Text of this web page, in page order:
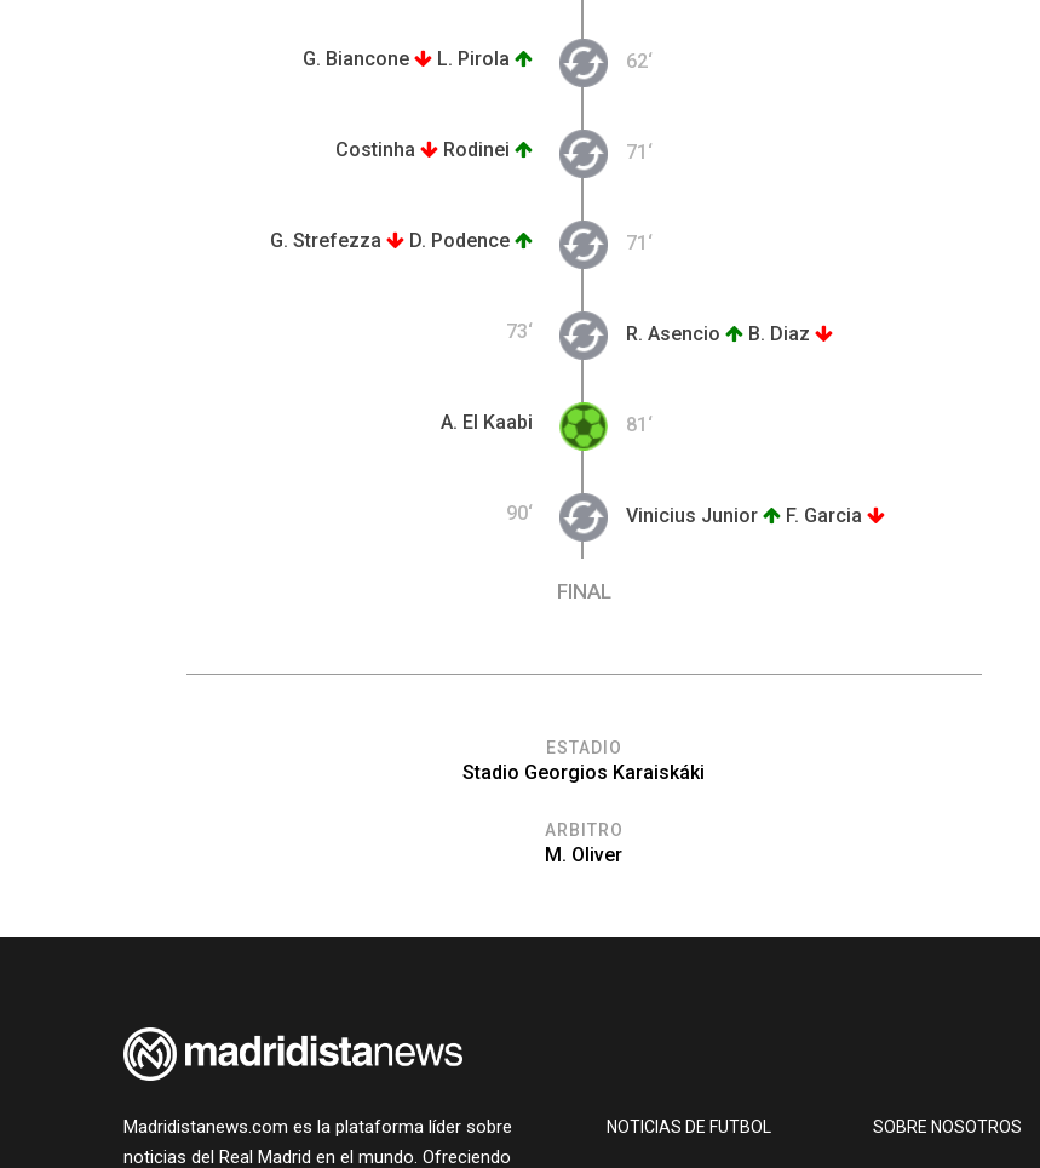
G. Biancone L. Pirola 62‘
Costinha Rodinei 71‘
G. Strefezza D. Podence 71‘
73‘ R. Asencio B. Diaz
A. El Kaabi 81‘
90‘ Vinicius Junior F. Garcia
FINAL
ESTADIO
Stadio Georgios Karaiskáki
ARBITRO
M. Oliver
Madridistanews.com es la plataforma líder sobre
noticias del Real Madrid en el mundo. Ofreciendo
NOTICIAS DE FUTBOL SOBRE NOSOTROS